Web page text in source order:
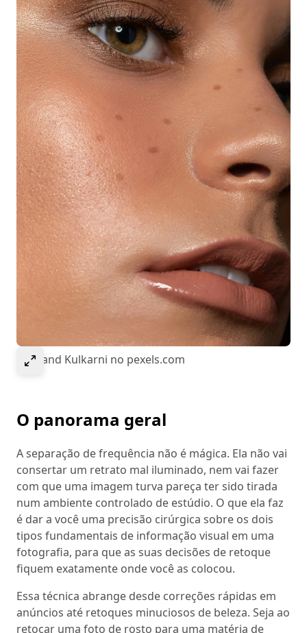
Select to expand image
© Anand Kulkarni no pexels.com
O panorama geral
A separação de frequência não é mágica. Ela não vai
consertar um retrato mal iluminado, nem vai fazer
com que uma imagem turva pareça ter sido tirada
num ambiente controlado de estúdio. O que ela faz
é dar a você uma precisão cirúrgica sobre os dois
tipos fundamentais de informação visual em uma
fotografia, para que as suas decisões de retoque
fiquem exatamente onde você as colocou.
Essa técnica abrange desde correções rápidas em
anúncios até retoques minuciosos de beleza. Seja ao
retocar uma foto de rosto para uma matéria de